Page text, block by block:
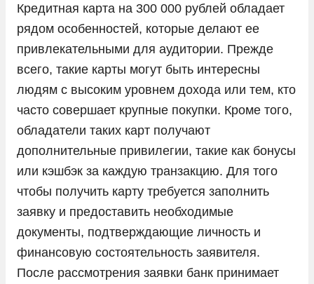
Кредитная карта на 300 000 рублей обладает
рядом особенностей, которые делают ее
привлекательными для аудитории. Прежде
всего, такие карты могут быть интересны
людям с высоким уровнем дохода или тем, кто
часто совершает крупные покупки. Кроме того,
обладатели таких карт получают
дополнительные привилегии, такие как бонусы
или кэшбэк за каждую транзакцию. Для того
чтобы получить карту требуется заполнить
заявку и предоставить необходимые
документы, подтверждающие личность и
финансовую состоятельность заявителя.
После рассмотрения заявки банк принимает